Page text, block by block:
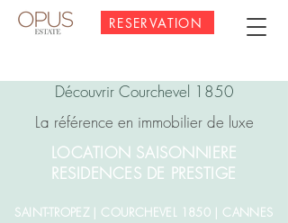
RESERVATION
Découvrir Courchevel 1850
La référence en immobilier de luxe
LOCATION SAISONNIERE
RESIDENCES DE PRESTIGE
SAINT-TROPEZ | COURCHEVEL 1850 | CANNES